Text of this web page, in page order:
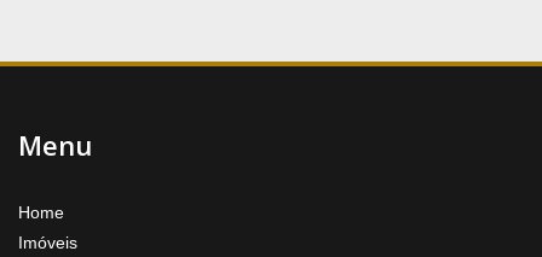
Menu
Home
Imóveis